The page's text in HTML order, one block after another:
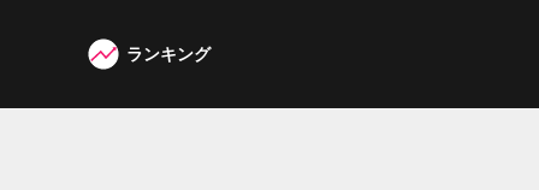
W3G
ランキング